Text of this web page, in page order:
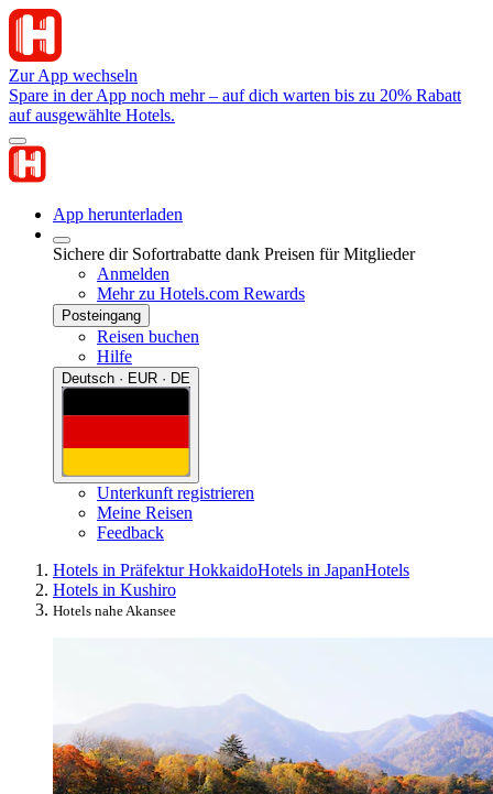
Zur App wechseln
Spare in der App noch mehr – auf dich warten bis zu 20% Rabatt
auf ausgewählte Hotels.
App herunterladen
Sichere dir Sofortrabatte dank Preisen für Mitglieder
Anmelden
Mehr zu Hotels.com Rewards
Posteingang
Reisen buchen
Hilfe
Deutsch · EUR · DE
Unterkunft registrieren
Meine Reisen
Feedback
Hotels in Präfektur HokkaidoHotels in JapanHotels
Hotels in Kushiro
Hotels nahe Akansee